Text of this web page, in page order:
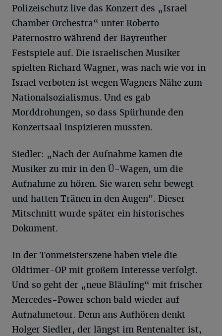
Polizeischutz live das Konzert des „Israel
Chamber Orchestra“ unter Roberto
Paternostro während der Bayreuther
Festspiele auf. Die israelischen Musiker
spielten Richard Wagner, was nach wie vor in
Israel verboten ist wegen Wagners Nähe zum
Nationalsozialismus. Und es gab
Morddrohungen, so dass Spürhunde den
Konzertsaal inspizieren mussten.
Siedler: „Nach der Aufnahme kamen die
Musiker zu mir in den Ü-Wagen, um die
Aufnahme zu hören. Sie waren sehr bewegt
und hatten Tränen in den Augen". Dieser
Mitschnitt wurde später ein historisches
Dokument.
In der Tonmeisterszene haben viele die
Oldtimer-OP mit großem Interesse verfolgt.
Und so geht der „neue Bläuling“ mit frischer
Mercedes-Power schon bald wieder auf
Aufnahmetour. Denn ans Aufhören denkt
Holger Siedler, der längst im Rentenalter ist,